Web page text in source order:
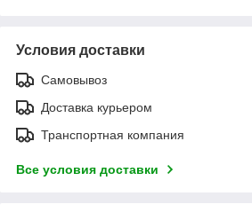
Условия доставки
Самовывоз
Доставка курьером
Транспортная компания
Все условия доставки